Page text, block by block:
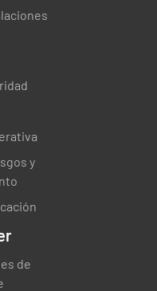
y
de